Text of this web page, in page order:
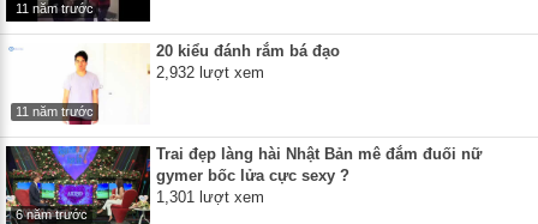
11 năm trước
11 năm trước
20 kiểu đánh rắm bá đạo
2,932 lượt xem
6 năm trước
Trai đẹp làng hài Nhật Bản mê đắm đuối nữ
gymer bốc lửa cực sexy ?
1,301 lượt xem